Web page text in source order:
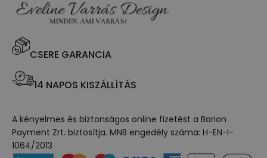
CSERE GARANCIA
14 NAPOS KISZÁLLÍTÁS
A kényelmes és biztonságos online fizetést a Barion
Payment Zrt. biztosítja. MNB engedély száma: H-EN-I-
1064/2013